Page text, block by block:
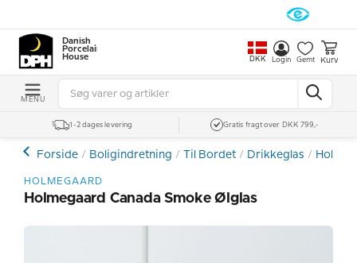
Danish
Porcelain
House
DKK Login Gemt Kurv
MENU
1-2 dages levering Gratis fragt over DKK 799,-
Forside Boligindretning Til Bordet Drikkeglas
HOLMEGAARD
Holmegaard Canada Smoke Ølglas